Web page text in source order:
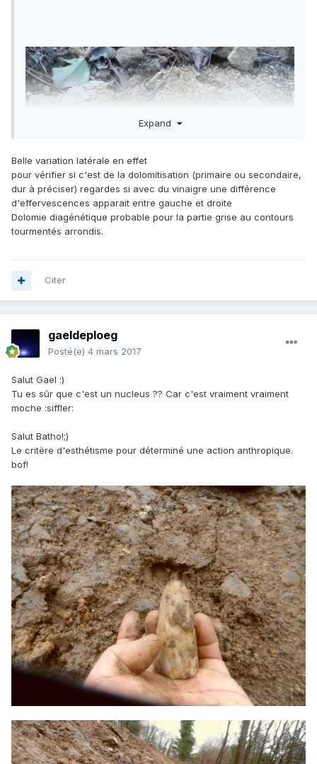
Expand
Belle variation latérale en effet
pour vérifier si c'est de la dolomitisation (primaire ou secondaire,
dur à préciser) regardes si avec du vinaigre une différence
d'effervescences apparait entre gauche et droite
Dolomie diagénétique probable pour la partie grise au contours
tourmentés arrondis.
Citer
gaeldeploeg
Posté(e) 4 mars 2017
Salut Gael :)
Tu es sûr que c'est un nucleus ?? Car c'est vraiment vraiment
moche :siffler:
Salut Batho!;)
Le critère d'esthétisme pour déterminé une action anthropique.
bof!